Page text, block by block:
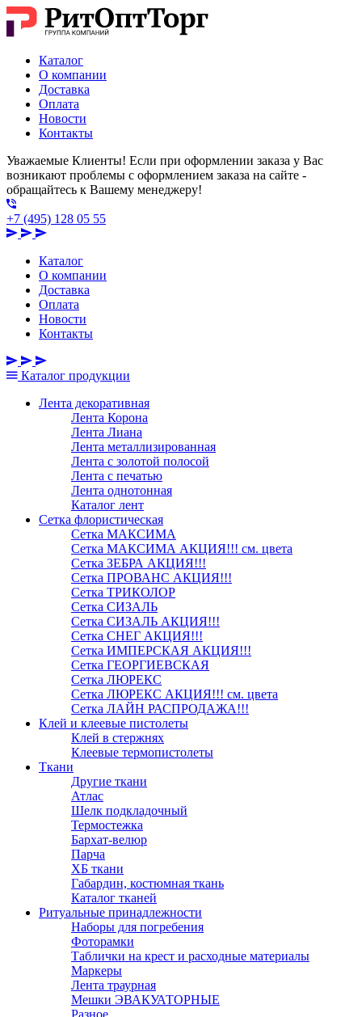
Каталог
О компании
Доставка
Оплата
Новости
Контакты
Уважаемые Клиенты! Если при оформлении заказа у Вас
возникают проблемы с оформлением заказа на сайте -
обращайтесь к Вашему менеджеру!
+7 (495) 128 05 55
Каталог
О компании
Доставка
Оплата
Новости
Контакты
Каталог продукции
Лента декоративная
Лента Корона
Лента Лиана
Лента металлизированная
Лента с золотой полосой
Лента с печатью
Лента однотонная
Каталог лент
Сетка флористическая
Сетка МАКСИМА
Сетка МАКСИМА АКЦИЯ!!! см. цвета
Сетка ЗЕБРА АКЦИЯ!!!
Сетка ПРОВАНС АКЦИЯ!!!
Сетка ТРИКОЛОР
Сетка СИЗАЛЬ
Сетка СИЗАЛЬ АКЦИЯ!!!
Сетка СНЕГ АКЦИЯ!!!
Сетка ИМПЕРСКАЯ АКЦИЯ!!!
Сетка ГЕОРГИЕВСКАЯ
Сетка ЛЮРЕКС
Сетка ЛЮРЕКС АКЦИЯ!!! см. цвета
Сетка ЛАЙН РАСПРОДАЖА!!!
Клей и клеевые пистолеты
Клей в стержнях
Клеевые термопистолеты
Ткани
Другие ткани
Атлас
Шелк подкладочный
Термостежка
Бархат-велюр
Парча
ХБ ткани
Габардин, костюмная ткань
Каталог тканей
Ритуальные принадлежности
Наборы для погребения
Фоторамки
Таблички на крест и расходные материалы
Маркеры
Лента траурная
Мешки ЭВАКУАТОРНЫЕ